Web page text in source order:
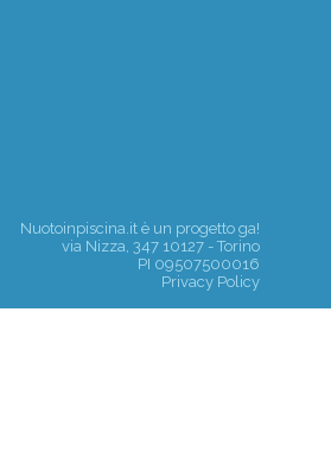
Nuotoinpiscina.it è un progetto ga!
via Nizza, 347 10127 - Torino
PI 09507500016
Privacy Policy